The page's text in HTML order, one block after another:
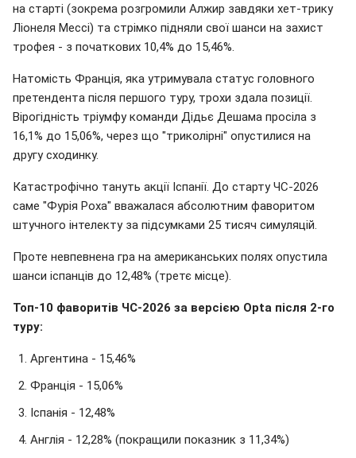
на старті (зокрема розгромили Алжир завдяки хет-трику
Ліонеля Мессі) та стрімко підняли свої шанси на захист
трофея - з початкових 10,4% до 15,46%.
Натомість Франція, яка утримувала статус головного
претендента після першого туру, трохи здала позиції.
Вірогідність тріумфу команди Дідьє Дешама просіла з
16,1% до 15,06%, через що "триколірні" опустилися на
другу сходинку.
Катастрофічно тануть акції Іспанії. До старту ЧС-2026
саме "Фурія Роха" вважалася абсолютним фаворитом
штучного інтелекту за підсумками 25 тисяч симуляцій.
Проте невпевнена гра на американських полях опустила
шанси іспанців до 12,48% (третє місце).
Топ-10 фаворитів ЧС-2026 за версією Opta після 2-го
туру:
Аргентина - 15,46%
Франція - 15,06%
Іспанія - 12,48%
Англія - 12,28% (покращили показник з 11,34%)